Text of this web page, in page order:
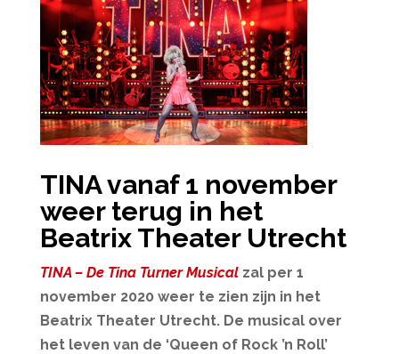
TINA vanaf 1 november
weer terug in het
Beatrix Theater Utrecht
TINA – De Tina Turner Musicalzal per 1
november 2020 weer te zien zijn in het
Beatrix Theater Utrecht. De musical over
het leven van de ‘Queen of Rock ’n Roll’